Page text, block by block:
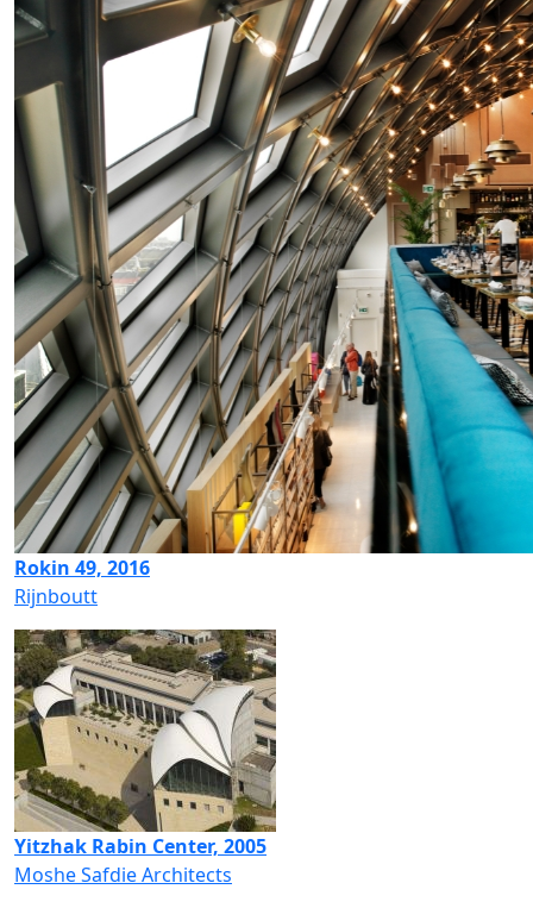
Rokin 49, 2016
Rijnboutt
Yitzhak Rabin Center, 2005
Moshe Safdie Architects